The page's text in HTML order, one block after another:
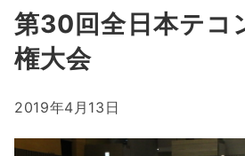
第30回全日本テコ
権大会
2019年4月13日